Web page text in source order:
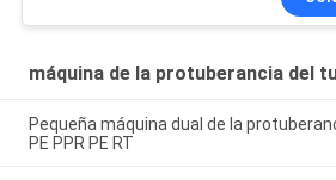
de
máquina de la protuberancia del
Pequeña máquina dual de la
PE PPR PE RT